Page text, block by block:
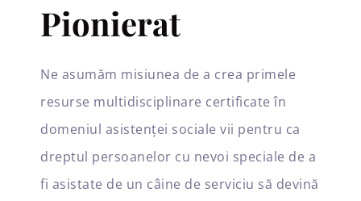
Pionierat
Ne asumăm misiunea de a crea primele
resurse multidisciplinare certificate în
domeniul asistenței sociale vii pentru ca
dreptul persoanelor cu nevoi speciale de a
fi asistate de un câine de serviciu să devină